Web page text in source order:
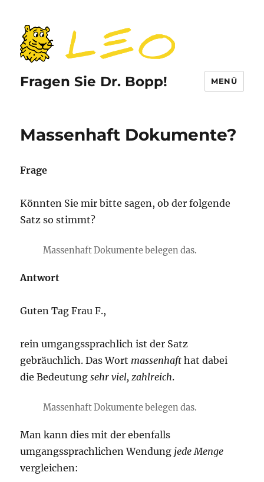
Fragen Sie Dr. Bopp! MENÜ
Massenhaft Dokumente?
Frage
Könnten Sie mir bitte sagen, ob der folgende
Satz so stimmt?
Massenhaft Dokumente belegen das.
Antwort
Guten Tag Frau F.,
rein umgangssprachlich ist der Satz
gebräuchlich. Das Wort massenhaft hat dabei
die Bedeutungsehr viel, zahlreich.
Massenhaft Dokumente belegen das.
Man kann dies mit der ebenfalls
umgangssprachlichen Wendung jede Menge
vergleichen: